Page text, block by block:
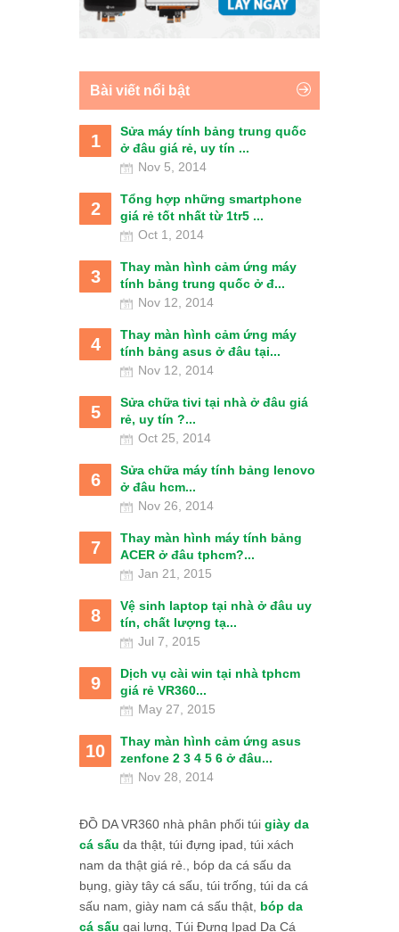
Bài viết nổi bật
1
Sửa máy tính bảng trung quốc
ở đâu giá rẻ, uy tín ...
Nov 5, 2014
2
Tổng hợp những smartphone
giá rẻ tốt nhất từ 1tr5 ...
Oct 1, 2014
3
Thay màn hình cảm ứng máy
tính bảng trung quốc ở đ...
Nov 12, 2014
4
Thay màn hình cảm ứng máy
tính bảng asus ở đâu tại...
Nov 12, 2014
5
Sửa chữa tivi tại nhà ở đâu giá
rẻ, uy tín ?...
Oct 25, 2014
6
Sửa chữa máy tính bảng lenovo
ở đâu hcm...
Nov 26, 2014
7
Thay màn hình máy tính bảng
ACER ở đâu tphcm?...
Jan 21, 2015
8
Vệ sinh laptop tại nhà ở đâu uy
tín, chất lượng tạ...
Jul 7, 2015
9
Dịch vụ cài win tại nhà tphcm
giá rẻ VR360...
May 27, 2015
10
Thay màn hình cảm ứng asus
zenfone 2 3 4 5 6 ở đâu...
Nov 28, 2014
ĐỒ DA VR360 nhà phân phối túi giày da
cá sấu da thật, túi đựng ipad, túi xách
nam da thật giá rẻ., bóp da cá sấu da
bụng, giày tây cá sấu, túi trống, túi da cá
sấu nam, giày nam cá sấu thật, bóp da
cá sấu gai lưng, Túi Đựng Ipad Da Cá